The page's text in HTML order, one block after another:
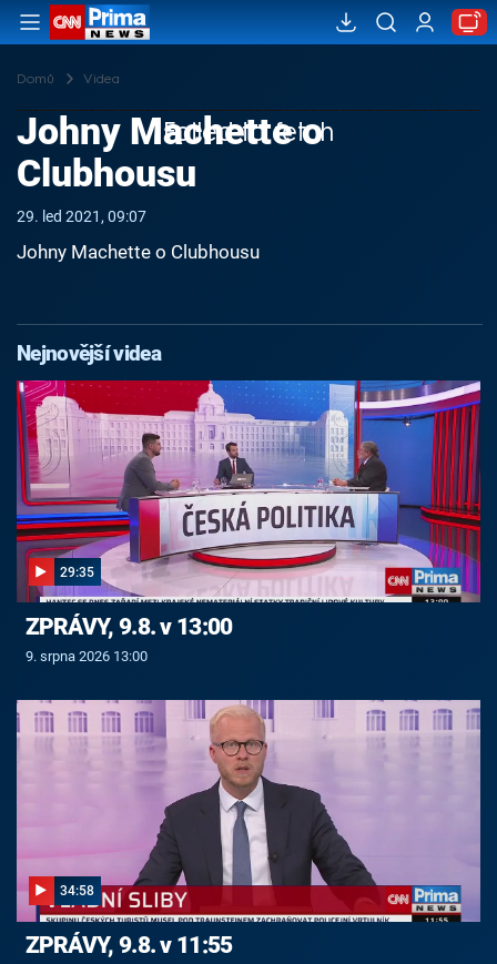
Domů Videa
Failed to fetch
Johny Machette o
Clubhousu
29. led 2021, 09:07
Johny Machette o Clubhousu
Nejnovější videa
29:35
ZPRÁVY, 9.8. v 13:00
9. srpna 2026 13:00
34:58
ZPRÁVY, 9.8. v 11:55